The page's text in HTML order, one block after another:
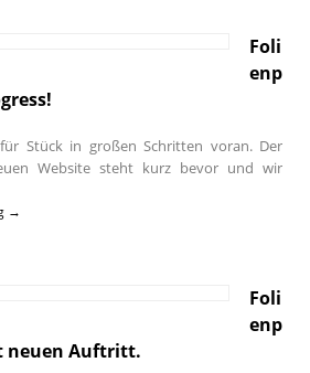
Foli
enp
Stück in großen Schritten voran. Der
Website steht kurz bevor und wir
→
Foli
enp
neuen Auftritt.